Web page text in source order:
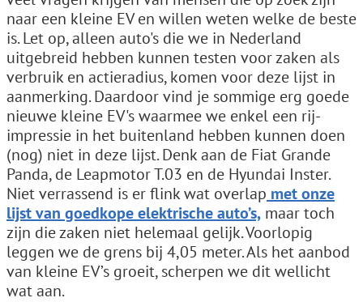
naar een kleine EV en willen weten welke de beste
is. Let op, alleen auto's die we in Nederland
uitgebreid hebben kunnen testen voor zaken als
verbruik en actieradius, komen voor deze lijst in
aanmerking. Daardoor vind je sommige erg goede
nieuwe kleine EV's waarmee we enkel een rij-
impressie in het buitenland hebben kunnen doen
(nog) niet in deze lijst. Denk aan de Fiat Grande
Panda, de Leapmotor T.03 en de Hyundai Inster.
Niet verrassend is er flink wat overlap met onze
lijst van goedkope elektrische auto’s, maar toch
zijn die zaken niet helemaal gelijk. Voorlopig
leggen we de grens bij 4,05 meter. Als het aanbod
van kleine EV’s groeit, scherpen we dit wellicht
wat aan.